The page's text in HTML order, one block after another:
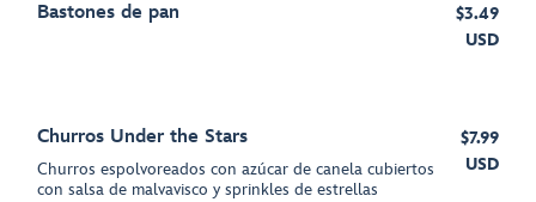
Bastones de pan
$3.49
USD
Churros Under the Stars
Churros espolvoreados con azúcar de canela cubiertos
con salsa de malvavisco y sprinkles de estrellas
$7.99
USD